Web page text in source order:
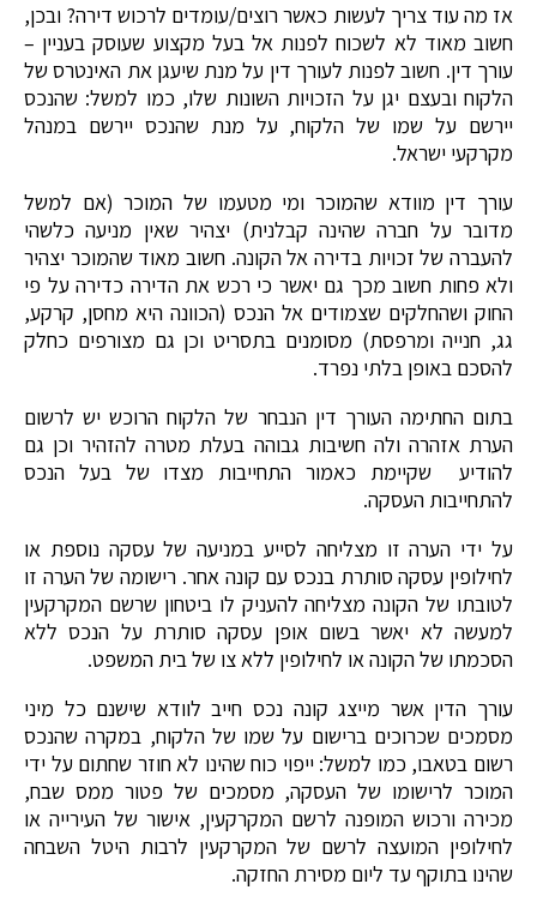
אז מה עוד צריך לעשות כאשר רוצים/עומדים לרכוש דירה? ובכן,
חשוב מאוד לא לשכוח לפנות אל בעל מקצוע שעוסק בעניין –
עורך דין. חשוב לפנות לעורך דין על מנת שיעגן את האינטרס של
הלקוח ובעצם יגן על הזכויות השונות שלו, כמו למשל: שהנכס
יירשם על שמו של הלקוח, על מנת שהנכס יירשם במנהל
מקרקעי ישראל.
עורך דין מוודא שהמוכר ומי מטעמו של המוכר (אם למשל
מדובר על חברה שהינה קבלנית) יצהיר שאין מניעה כלשהי
להעברה של זכויות בדירה אל הקונה. חשוב מאוד שהמוכר יצהיר
ולא פחות חשוב מכך גם יאשר כי רכש את הדירה כדירה על פי
החוק ושהחלקים שצמודים אל הנכס (הכוונה היא מחסן, קרקע,
גג, חנייה ומרפסת) מסומנים בתסריט וכן גם מצורפים כחלק
להסכם באופן בלתי נפרד.
בתום החתימה העורך דין הנבחר של הלקוח הרוכש יש לרשום
הערת אזהרה ולה חשיבות גבוהה בעלת מטרה להזהיר וכן גם
להודיע שקיימת כאמור התחייבות מצדו של בעל הנכס
להתחייבות העסקה.
על ידי הערה זו מצליחה לסייע במניעה של עסקה נוספת או
לחילופין עסקה סותרת בנכס עם קונה אחר. רישומה של הערה זו
לטובתו של הקונה מצליחה להעניק לו ביטחון שרשם המקרקעין
למעשה לא יאשר בשום אופן עסקה סותרת על הנכס ללא
הסכמתו של הקונה או לחילופין ללא צו של בית המשפט.
עורך הדין אשר מייצג קונה נכס חייב לוודא שישנם כל מיני
מסמכים שכרוכים ברישום על שמו של הלקוח, במקרה שהנכס
רשום בטאבו, כמו למשל: ייפוי כוח שהינו לא חוזר שחתום על ידי
המוכר לרישומו של העסקה, מסמכים של פטור ממס שבח,
מכירה ורכוש המופנה לרשם המקרקעין, אישור של העירייה או
לחילופין המועצה לרשם של המקרקעין לרבות היטל השבחה
שהינו בתוקף עד ליום מסירת החזקה.